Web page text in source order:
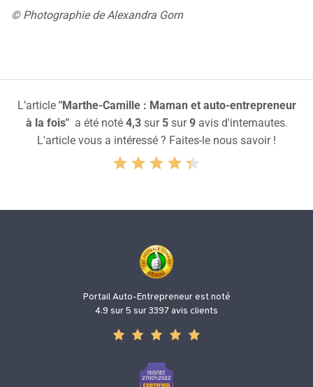
© Photographie de Alexandra Gorn
L’article "Marthe-Camille : Maman et auto-entrepreneur
à la fois"a été noté 4,3sur 5sur9avis d'internautes.
L'article vous a intéressé ? Faites-le nous savoir !
Portail Auto-Entrepreneur est noté
4.9 sur 5 sur 3397 avis clients